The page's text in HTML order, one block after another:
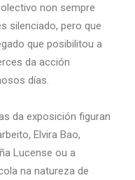
non sempre
silenciado, pero que
que posibilitou a
da acción
días.
da exposición figuran
Elvira Bao,
Lucense ou a
na natureza de